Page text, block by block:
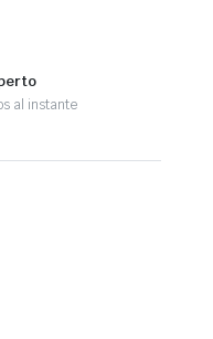
al instante